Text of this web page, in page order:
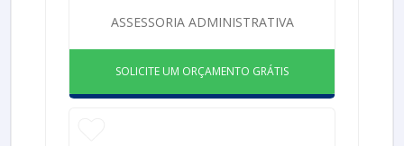
ASSESSORIA ADMINISTRATIVA
SOLICITE UM ORÇAMENTO GRÁTIS